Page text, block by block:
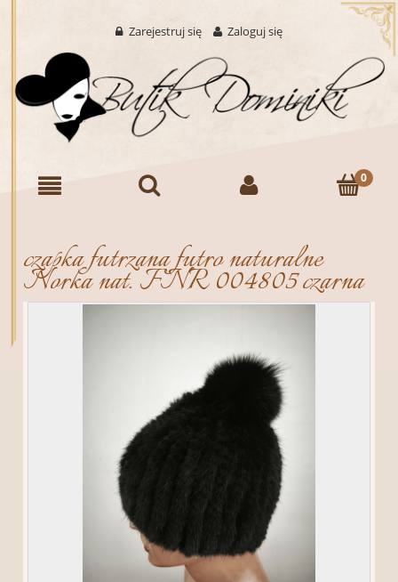
Zarejestruj się Zaloguj się
czapka futrzana futro naturalne
Norka nat. FNR 004805 czarna